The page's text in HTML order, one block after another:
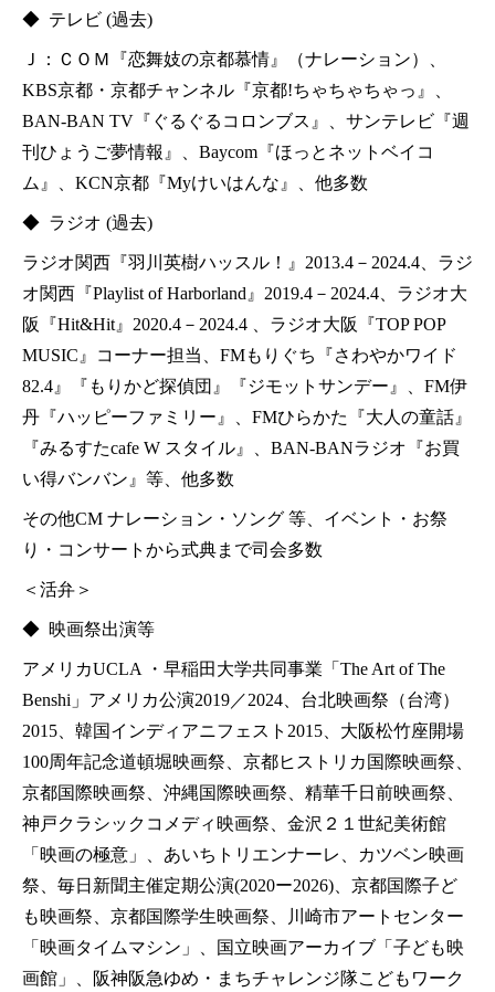
◆ テレビ (過去)
Ｊ：ＣＯＭ『恋舞妓の京都慕情』（ナレーション）、
KBS京都・京都チャンネル『京都!ちゃちゃちゃっ』、
BAN-BAN TV『ぐるぐるコロンブス』、サンテレビ『週
刊ひょうご夢情報』、Baycom『ほっとネットベイコ
ム』、KCN京都『Myけいはんな』、他多数
◆ ラジオ (過去)
ラジオ関西『羽川英樹ハッスル！』2013.4－2024.4、ラジ
オ関西『Playlist of Harborland』2019.4－2024.4、ラジオ大
阪『Hit&Hit』2020.4－2024.4 、ラジオ大阪『TOP POP
MUSIC』コーナー担当、FMもりぐち『さわやかワイド
82.4』『もりかど探偵団』『ジモットサンデー』、FM伊
丹『ハッピーファミリー』、FMひらかた『大人の童話』
『みるすたcafe W スタイル』、BAN-BANラジオ『お買
い得バンバン』等、他多数
その他CM ナレーション・ソング 等、イベント・お祭
り・コンサートから式典まで司会多数
＜活弁＞
◆ 映画祭出演等
アメリカUCLA ・早稲田大学共同事業「The Art of The
Benshi」アメリカ公演2019／2024、台北映画祭（台湾）
2015、韓国インディアニフェスト2015、大阪松竹座開場
100周年記念道頓堀映画祭、京都ヒストリカ国際映画祭、
京都国際映画祭、沖縄国際映画祭、精華千日前映画祭、
神戸クラシックコメディ映画祭、金沢２１世紀美術館
「映画の極意」、あいちトリエンナーレ、カツベン映画
祭、毎日新聞主催定期公演(2020ー2026)、京都国際子ど
も映画祭、京都国際学生映画祭、川崎市アートセンター
「映画タイムマシン」、国立映画アーカイブ「子ども映
画館」、阪神阪急ゆめ・まちチャレンジ隊こどもワーク